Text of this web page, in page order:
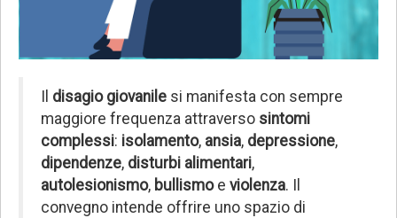
disagio giovanile si manifesta con sempre
maggiore frequenza attraverso sintomi
complessi: isolamento, ansia, depressione,
dipendenze, disturbi alimentari,
autolesionismo, bullismoe violenza. Il
convegno intende offrire uno spazio di